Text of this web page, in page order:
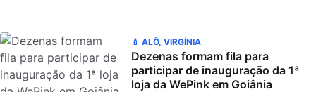
💄 ALÔ, VIRGÍNIA
Dezenas formam fila para
participar de inauguração da 1ª
loja da WePink em Goiânia